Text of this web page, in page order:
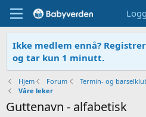
Ikke medlem ennå?
og tar kun 1 minutt.
Hjem Forum Termin- og
Våre leker
Guttenavn - alfabetisk